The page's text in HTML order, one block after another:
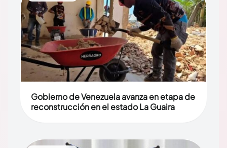
Gobierno de Venezuela avanza en etapa de
reconstrucción en el estado La Guaira